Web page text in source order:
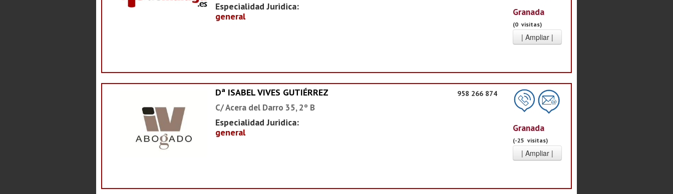
Especialidad Juridica:
general
Granada
(0 visitas)
Dª ISABEL VIVES GUTIÉRREZ
C/ Acera del Darro 35, 2º B
Especialidad Juridica:
general
958 266 874
Granada
(-25 visitas)